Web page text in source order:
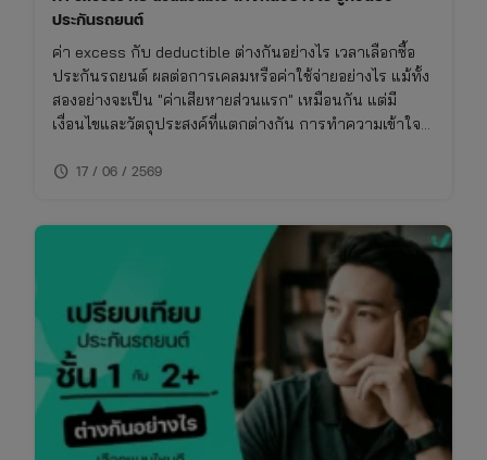
ประกันรถยนต์
ค่า excess กับ deductible ต่างกันอย่างไร เวลาเลือกซื้อ
ประกันรถยนต์ ผลต่อการเคลมหรือค่าใช้จ่ายอย่างไร แม้ทั้ง
สองอย่างจะเป็น "ค่าเสียหายส่วนแรก" เหมือนกัน แต่มี
เงื่อนไขและวัตถุประสงค์ที่แตกต่างกัน การทำความเข้าใจ
ไม่พลาดย้อนหลัง
schedule 17 / 06 / 2569